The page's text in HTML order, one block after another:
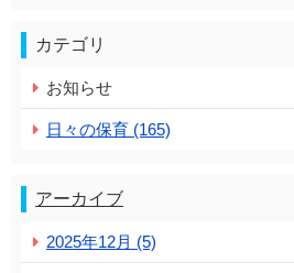
カテゴリ
お知らせ
日々の保育 (165)
アーカイブ
2025年12月 (5)